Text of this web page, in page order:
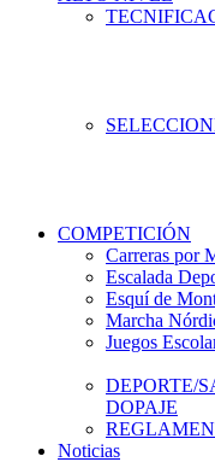
COMPETICIÓN
Carreras por
Escalada
Esquí de
Marcha
Juegos
DEPORTE/
DOPAJE
Noticias